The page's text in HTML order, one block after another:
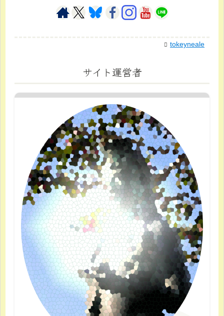
tokeyneale
サイト運営者